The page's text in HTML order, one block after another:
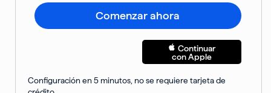
Comenzar ahora
Continuar
con Apple
Configuración en 5 minutos, no se requiere tarjeta de